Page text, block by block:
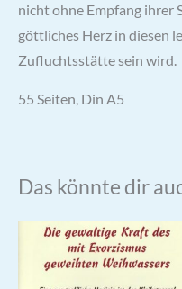
nicht ohne Empfang ihrer
göttliches Herz in diesen
Zufluchtsstätte sein wird.
55 Seiten, Din A5
Das könnte dir